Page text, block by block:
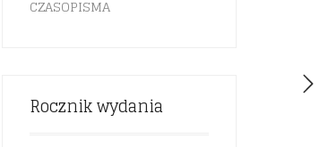
CZASOPISMA
Rocznik wydania